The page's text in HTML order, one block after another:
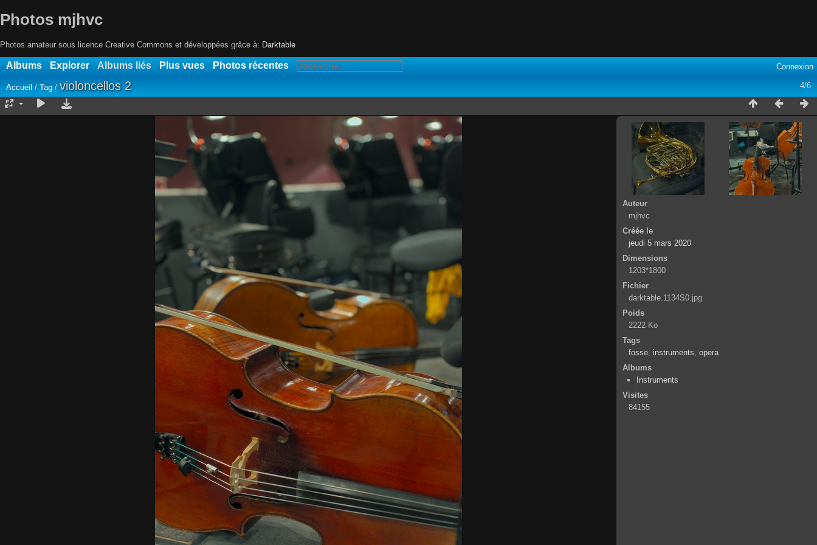
Photos mjhvc
Photos amateur sous licence Creative Commons et développées grâce à: Darktable
Albums Explorer Albums liés Plus vues Photos récentes Connexion
4/6
Accueil / Tag / violoncellos 2
Auteur
mjhvc
Créée le
jeudi 5 mars 2020
Dimensions
1203*1800
Fichier
darktable.1134S0.jpg
Poids
2222 Ko
Tags
fosse instruments opera
Albums
Instruments
Visites
84155